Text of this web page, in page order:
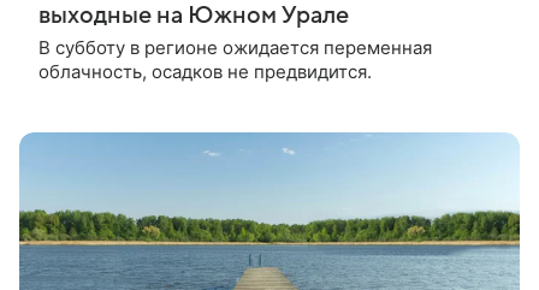
выходные на Южном Урале
В субботу в регионе ожидается переменная
облачность, осадков не предвидится.